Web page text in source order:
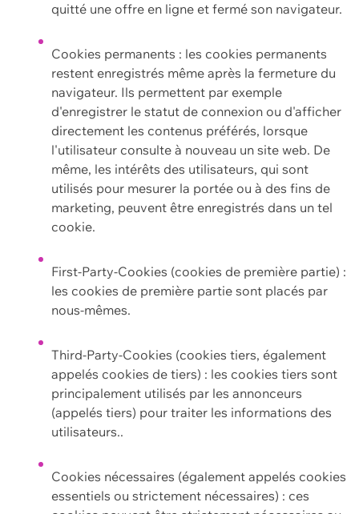
quitté une offre en ligne et fermé son navigateur.
Cookies permanents : les cookies permanents
restent enregistrés même après la fermeture du
navigateur. Ils permettent par exemple
d'enregistrer le statut de connexion ou d'afficher
directement les contenus préférés, lorsque
l'utilisateur consulte à nouveau un site web. De
même, les intérêts des utilisateurs, qui sont
utilisés pour mesurer la portée ou à des fins de
marketing, peuvent être enregistrés dans un tel
cookie.
First-Party-Cookies (cookies de première partie) :
les cookies de première partie sont placés par
nous-mêmes.
Third-Party-Cookies (cookies tiers, également
appelés cookies de tiers) : les cookies tiers sont
principalement utilisés par les annonceurs
(appelés tiers) pour traiter les informations des
utilisateurs..
Cookies nécessaires (également appelés cookies
essentiels ou strictement nécessaires) : ces